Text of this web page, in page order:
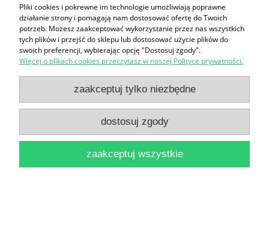
Byłem adiutantem Hitlera 1937-1945 / Nicolaus v.
Below
do koszyka
Pliki cookies i pokrewne im technologie umożliwiają poprawne
działanie strony i pomagają nam dostosować ofertę do Twoich
potrzeb. Możesz zaakceptować wykorzystanie przez nas wszystkich
tych plików i przejść do sklepu lub dostosować użycie plików do
swoich preferencji, wybierając opcję "Dostosuj zgody".
Więcej o plikach cookies przeczytasz w naszej Polityce prywatności.
zaakceptuj tylko niezbędne
dostosuj zgody
zaakceptuj wszystkie